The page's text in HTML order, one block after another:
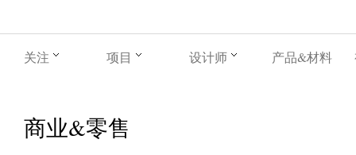
关注 项目 设计师 产品&材料
商业&零售